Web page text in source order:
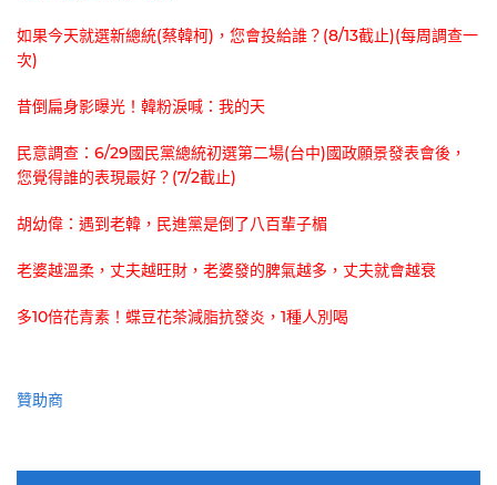
如果今天就選新總統(蔡韓柯)，您會投給誰？(8/13截止)(每周調查一
次)
昔倒扁身影曝光！韓粉淚喊：我的天
民意調查：6/29國民黨總統初選第二場(台中)國政願景發表會後，
您覺得誰的表現最好？(7/2截止)
胡幼偉：遇到老韓，民進黨是倒了八百輩子楣
老婆越溫柔，丈夫越旺財，老婆發的脾氣越多，丈夫就會越衰
多10倍花青素！蝶豆花茶減脂抗發炎，1種人別喝
贊助商